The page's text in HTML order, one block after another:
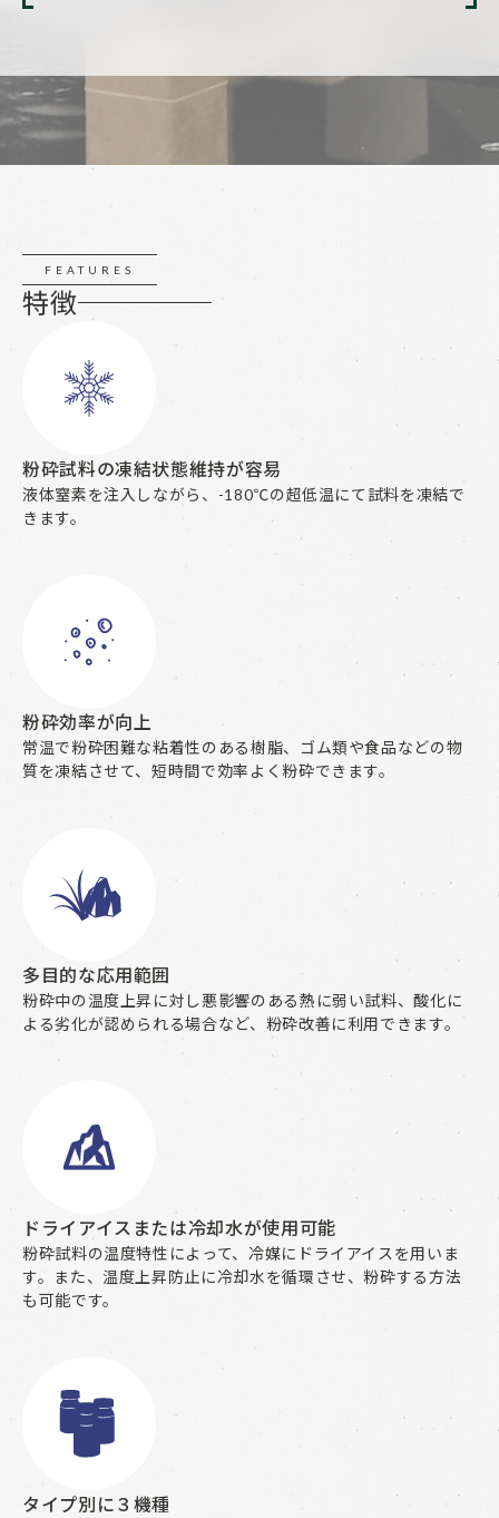
FEATURES
特徴
粉砕試料の凍結状態維持が容易
液体窒素を注入しながら、-180℃の超低温にて試料を凍結で
きます。
粉砕効率が向上
常温で粉砕困難な粘着性のある樹脂、ゴム類や食品などの物
質を凍結させて、短時間で効率よく粉砕できます。
多目的な応用範囲
粉砕中の温度上昇に対し悪影響のある熱に弱い試料、酸化に
よる劣化が認められる場合など、粉砕改善に利用できます。
ドライアイスまたは冷却水が使用可能
粉砕試料の温度特性によって、冷媒にドライアイスを用いま
す。また、温度上昇防止に冷却水を循環させ、粉砕する方法
も可能です。
タイプ別に３機種